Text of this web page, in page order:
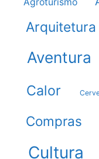
Agroturismo
Arquitetura
Aventura
Calor
Compras
Cultura